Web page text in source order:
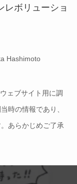
レボリューショ
Hashimoto
ェブサイト用に調
時の情報であり、
あらかじめご了承